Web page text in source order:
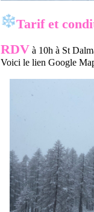
Tarif et
RDV à 10h à St
Voici le lien Google